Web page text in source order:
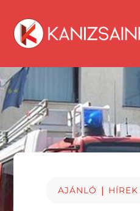
AJÁNLÓ | HÍREK